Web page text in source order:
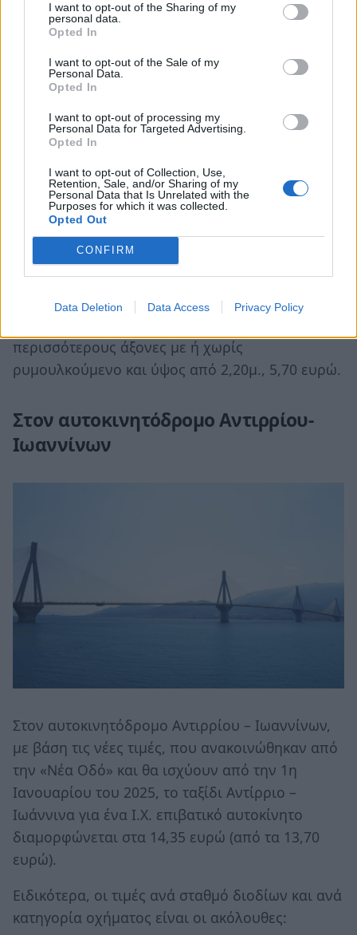
I want to opt-out of the Sharing of my
personal data.
Opted In
I want to opt-out of the Sale of my
Personal Data.
Opted In
I want to opt-out of processing my
Personal Data for Targeted Advertising.
Opted In
I want to opt-out of Collection, Use,
Retention, Sale, and/or Sharing of my
Personal Data that Is Unrelated with the
Purposes for which it was collected.
Opted Out
CONFIRM
Data Deletion Data Access Privacy Policy
πάνω από 2,20μ., 2,60 ευρώ.
περισσότερους άξονες με ή χωρίς
ρυμουλκούμενο και ύψος από 2,20μ., 3,70 ευρώ.
Στον πλευρικό σταθμό της Νέας Περάμου:
*Δίκυκλα και τρίκυκλα 1,10 ευρώ.
*Ι.Χ. επιβατικά αυτοκίνητα 1,60 ευρώ.
*Φορτηγά, λεωφορεία και άλλα οχήματα με 2-3
άξονες με ή χωρίς ρυμουλκούμενο και ύψος
περισσότερους άξονες με ή χωρίς
ρυμουλκούμενο και ύψος από 2,20μ., 5,70 ευρώ.
Στον αυτοκινητόδρομο Αντιρρίου-
Ιωαννίνων
Στον αυτοκινητόδρομο Αντιρρίου – Ιωαννίνων,
με βάση τις νέες τιμές, που ανακοινώθηκαν από
την «Νέα Οδό» και θα ισχύουν από την 1η
Ιανουαρίου του 2025, το ταξίδι Αντίρριο –
Ιωάννινα για ένα Ι.Χ. επιβατικό αυτοκίνητο
διαμορφώνεται στα 14,35 ευρώ (από τα 13,70
ευρώ).
Ειδικότερα, οι τιμές ανά σταθμό διοδίων και ανά
κατηγορία οχήματος είναι οι ακόλουθες: